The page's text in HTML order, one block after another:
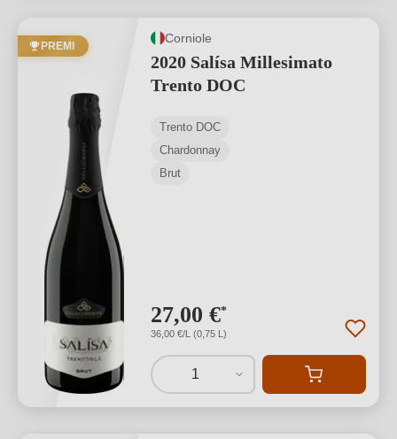
PREMI
Corniole
2020 Salísa Millesimato
Trento DOC
Trento DOC
Chardonnay
Brut
27,00 €*
36,00 €/L (0,75 L)
1